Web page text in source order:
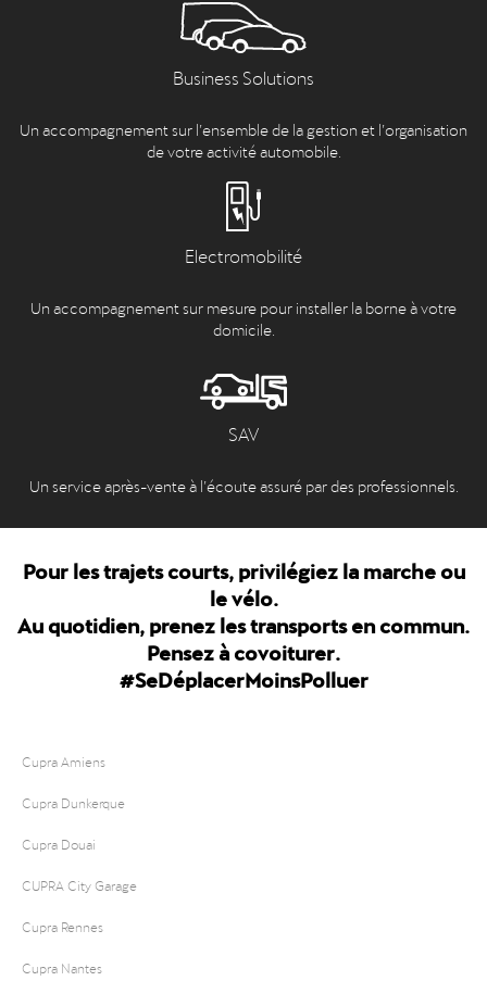
Business Solutions
Un accompagnement sur l’ensemble de la gestion et l’organisation
de votre activité automobile.
Electromobilité
Un accompagnement sur mesure pour installer la borne à votre
domicile.
SAV
Un service après-vente à l’écoute assuré par des professionnels.
Pour les trajets courts, privilégiez la marche ou
le vélo.
Au quotidien, prenez les transports en commun.
Pensez à covoiturer.
#SeDéplacerMoinsPolluer
Cupra Amiens
Cupra Dunkerque
Cupra Douai
CUPRA City Garage
Cupra Rennes
Cupra Nantes